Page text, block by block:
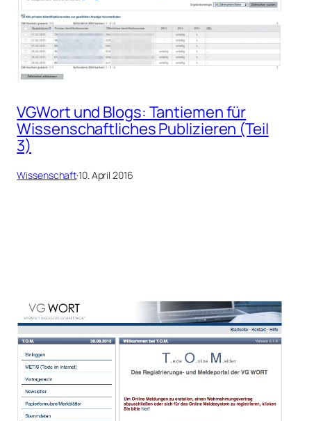
VGWort und Blogs: Tantiemen für
Wissenschaftliches Publizieren (Teil
3)
Wissenschaft·10. April 2016